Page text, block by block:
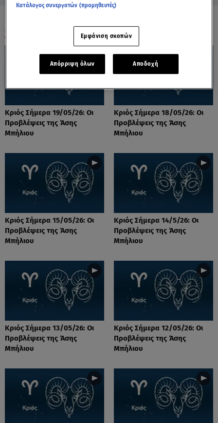
ΟΛΑ ΤΑ ΒΙΝΤΕΟ
Κριός Σήμερα 19/05/26: Οι
Προβλέψεις της Άσης
Μπήλιου
Κριός Σήμερα 18/05/26: Οι
Προβλέψεις της Άσης
Μπήλιου
Κριός Σήμερα 15/05/26: Οι
Προβλέψεις της Άσης
Μπήλιου
Κριός Σήμερα 14/5/26: Οι
Προβλέψεις της Άσης
Μπήλιου
Κριός Σήμερα 13/05/26: Οι
Προβλέψεις της Άσης
Μπήλιου
Κριός Σήμερα 12/05/26: Οι
Προβλέψεις της Άσης
Μπήλιου
Κατάλογος συνεργατών (προμηθευτές)
Εμφάνιση σκοπών
Απόρριψη όλων Αποδοχή